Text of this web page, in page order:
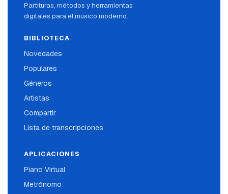
Partituras, métodos y herramientas
digitales para el músico moderno.
BIBLIOTECA
Novedades
Populares
Géneros
Artistas
Compartir
Lista de transcripciones
APLICACIONES
Piano Virtual
Metrónomo